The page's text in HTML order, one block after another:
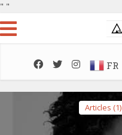
" "
FR
Articles (1)